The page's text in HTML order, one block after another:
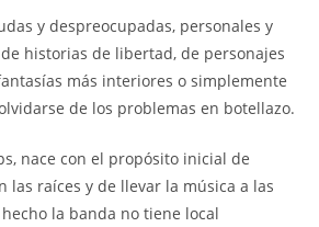
y despreocupadas, personales y
historias de libertad, de personajes
más interiores o simplemente
de los problemas en botellazo.
nace con el propósito inicial de
las raíces y de llevar la música a las
la banda no tiene local